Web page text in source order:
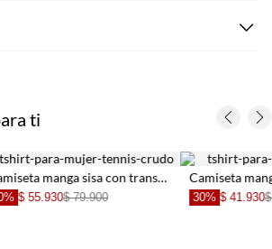
ti
Camiseta manga sisa con transparencia crudo para mujer Camiseta manga sisa en tejido acanalado gris para mujer
30% $ 59.900